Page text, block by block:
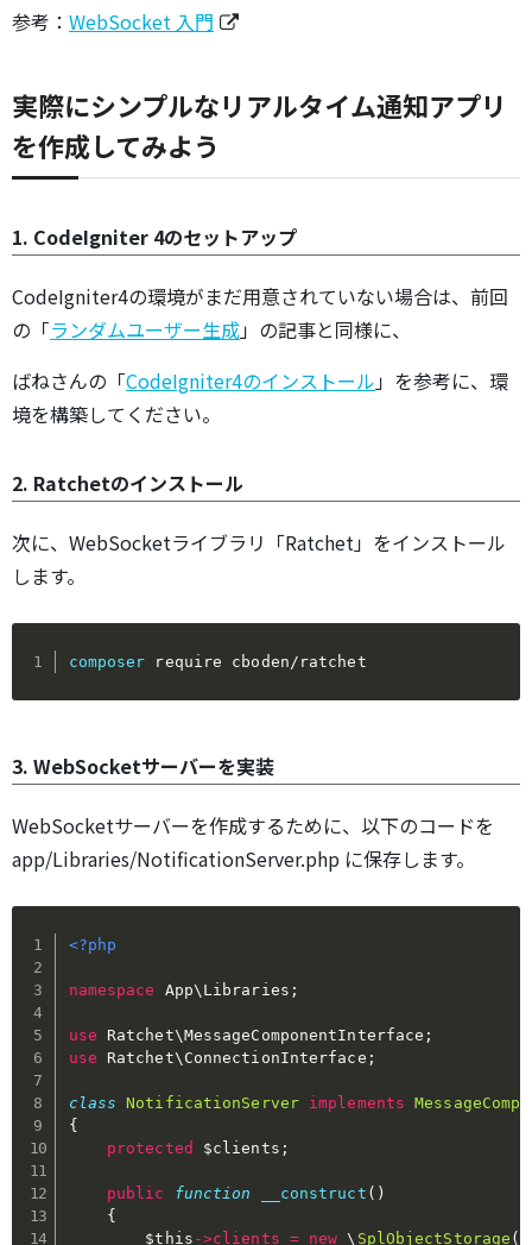
参考： WebSocket 入門
実際にシンプルなリアルタイム通知アプリ
を作成してみよう
1. CodeIgniter 4のセットアップ
CodeIgniter4の環境がまだ用意されていない場合は、前回
の「ランダムユーザー生成」の記事と同様に、
ばねさんの「CodeIgniter4のインストール」を参考に、環
境を構築してください。
2. Ratchetのインストール
次に、WebSocketライブラリ「Ratchet」をインストール
します。
composer require cboden/ratchet
3. WebSocketサーバーを実装
WebSocketサーバーを作成するために、以下のコードを
app/Libraries/NotificationServer.php に保存します。
<?php
namespace App\ Libraries ;
use Ratchet\MessageComponentInterface ;
use
Ratchet\ ConnectionInterface ;
class NotificationServer implements
{
protected
$clients ;
public function __construct ( )
{
$this ->clients = new \ SplObjectStorage (